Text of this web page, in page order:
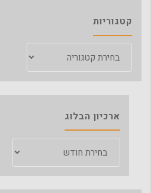
קטגוריות
ארכיון הבלוג